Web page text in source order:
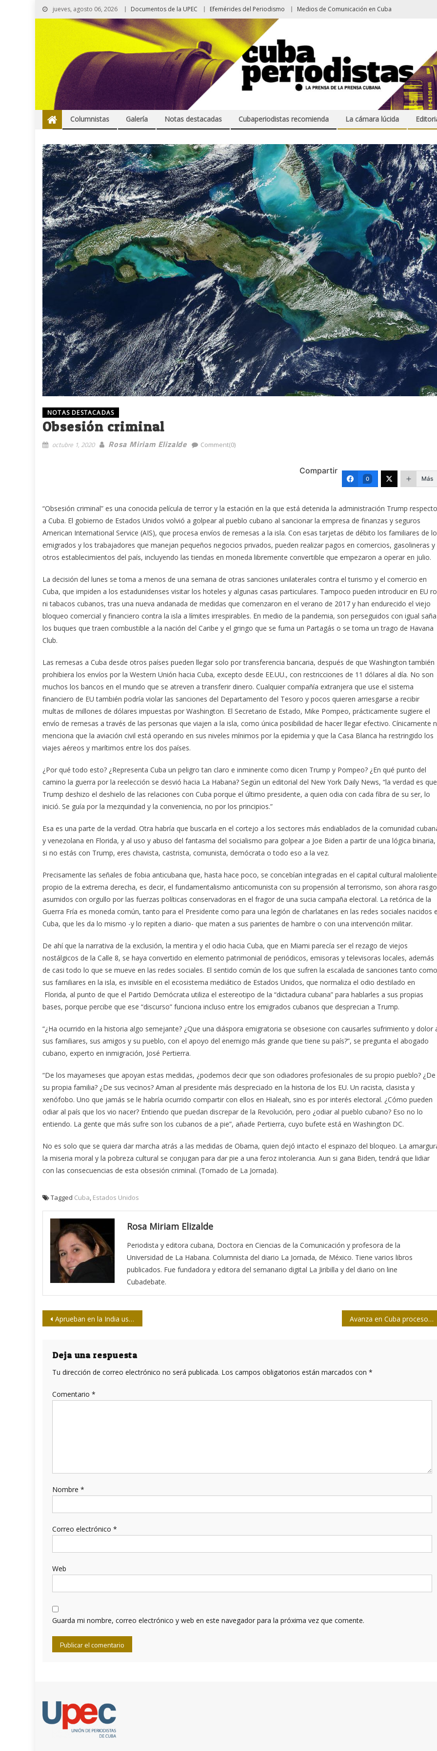
jueves, agosto 06, 2026 Documentos de la UPEC Efemérides del Periodismo Medios de Comunicación en Cuba
Columnistas Galería Notas destacadas Cubaperiodistas recomienda La cámara lúcida
NOTAS DESTACADAS
Obsesión criminal
octubre 1, 2020 Rosa Miriam Elizalde Comment(0)
Compartir
0 Más
“Obsesión criminal” es una conocida película de terror y la estación en la que está detenida la administración Trump respecto
a Cuba. El gobierno de Estados Unidos volvió a golpear al pueblo cubano al sancionar la empresa de finanzas y seguros
American International Service (AIS), que procesa envíos de remesas a la isla. Con esas tarjetas de débito los familiares de
emigrados y los trabajadores que manejan pequeños negocios privados, pueden realizar pagos en comercios, gasolineras y
otros establecimientos del país, incluyendo las tiendas en moneda libremente convertible que empezaron a operar en julio.
La decisión del lunes se toma a menos de una semana de otras sanciones unilaterales contra el turismo y el comercio en
Cuba, que impiden a los estadunidenses visitar los hoteles y algunas casas particulares. Tampoco pueden introducir en EU
ni tabacos cubanos, tras una nueva andanada de medidas que comenzaron en el verano de 2017 y han endurecido el viejo
bloqueo comercial y financiero contra la isla a límites irrespirables. En medio de la pandemia, son perseguidos con igual saña
los buques que traen combustible a la nación del Caribe y el gringo que se fuma un Partagás o se toma un trago de Havana
Club.
Las remesas a Cuba desde otros países pueden llegar solo por transferencia bancaria, después de que Washington también
prohibiera los envíos por la Western Unión hacia Cuba, excepto desde EE.UU., con restricciones de 11 dólares al día. No son
muchos los bancos en el mundo que se atreven a transferir dinero. Cualquier compañía extranjera que use el sistema
financiero de EU también podría violar las sanciones del Departamento del Tesoro y pocos quieren arriesgarse a recibir
multas de millones de dólares impuestas por Washington. El Secretario de Estado, Mike Pompeo, prácticamente sugiere el
envío de remesas a través de las personas que viajen a la isla, como única posibilidad de hacer llegar efectivo. Cínicamente
menciona que la aviación civil está operando en sus niveles mínimos por la epidemia y que la Casa Blanca ha restringido los
viajes aéreos y marítimos entre los dos países.
¿Por qué todo esto? ¿Representa Cuba un peligro tan claro e inminente como dicen Trump y Pompeo? ¿En qué punto del
camino la guerra por la reelección se desvió hacia La Habana? Según un editorial del New York Daily News, “la verdad es que
Trump deshizo el deshielo de las relaciones con Cuba porque el último presidente, a quien odia con cada fibra de su ser, lo
inició. Se guía por la mezquindad y la conveniencia, no por los principios.”
Esa es una parte de la verdad. Otra habría que buscarla en el cortejo a los sectores más endiablados de la comunidad
y venezolana en Florida, y al uso y abuso del fantasma del socialismo para golpear a Joe Biden a partir de una lógica binaria,
si no estás con Trump, eres chavista, castrista, comunista, demócrata o todo eso a la vez.
Precisamente las señales de fobia anticubana que, hasta hace poco, se concebían integradas en el capital cultural maloliente
propio de la extrema derecha, es decir, el fundamentalismo anticomunista con su propensión al terrorismo, son ahora
asumidos con orgullo por las fuerzas políticas conservadoras en el fragor de una sucia campaña electoral. La retórica de la
Guerra Fría es moneda común, tanto para el Presidente como para una legión de charlatanes en las redes sociales nacidos
Cuba, que les da lo mismo -y lo repiten a diario- que maten a sus parientes de hambre o con una intervención militar.
De ahí que la narrativa de la exclusión, la mentira y el odio hacia Cuba, que en Miami parecía ser el rezago de viejos
nostálgicos de la Calle 8, se haya convertido en elemento patrimonial de periódicos, emisoras y televisoras locales, además
de casi todo lo que se mueve en las redes sociales. El sentido común de los que sufren la escalada de sanciones tanto como
sus familiares en la isla, es invisible en el ecosistema mediático de Estados Unidos, que normaliza el odio destilado en
Florida, al punto de que el Partido Demócrata utiliza el estereotipo de la “dictadura cubana” para hablarles a sus propias
bases, porque percibe que ese “discurso” funciona incluso entre los emigrados cubanos que desprecian a Trump.
“¿Ha ocurrido en la historia algo semejante? ¿Que una diáspora emigratoria se obsesione con causarles sufrimiento y dolor
sus familiares, sus amigos y su pueblo, con el apoyo del enemigo más grande que tiene su país?”, se pregunta el abogado
cubano, experto en inmigración, José Pertierra.
“De los mayameses que apoyan estas medidas, ¿podemos decir que son odiadores profesionales de su propio pueblo? ¿De
su propia familia? ¿De sus vecinos? Aman al presidente más despreciado en la historia de los EU. Un racista, clasista y
xenófobo. Uno que jamás se le habría ocurrido compartir con ellos en Hialeah, sino es por interés electoral. ¿Cómo pueden
odiar al país que los vio nacer? Entiendo que puedan discrepar de la Revolución, pero ¿odiar al pueblo cubano? Eso no lo
entiendo. La gente que más sufre son los cubanos de a pie”, añade Pertierra, cuyo bufete está en Washington DC.
No es solo que se quiera dar marcha atrás a las medidas de Obama, quien dejó intacto el espinazo del bloqueo. La
la miseria moral y la pobreza cultural se conjugan para dar pie a una feroz intolerancia. Aun si gana Biden, tendrá que lidiar
con las consecuencias de esta obsesión criminal. (Tomado de La Jornada).
Tagged Cuba, Estados Unidos
Rosa Miriam Elizalde
Periodista y editora cubana, Doctora en Ciencias de la Comunicación y profesora de la
Universidad de La Habana. Columnista del diario La Jornada, de México. Tiene varios libros
publicados. Fue fundadora y editora del semanario digital La Jiribilla y del diario on line
Cubadebate.
Navegación
entradas
Aprueban en la India uso del fármaco cubano Itolizumab para tratar la COVID-19 Avanza en Cuba proceso de desarrollo de candidatos vacunales contra la COVID-19
Deja una respuesta
Tu dirección de correo electrónico no será publicada. Los campos obligatorios están marcados con *
Comentario *
Nombre *
Correo electrónico *
Web
Guarda mi nombre, correo electrónico y web en este navegador para la próxima vez que comente.